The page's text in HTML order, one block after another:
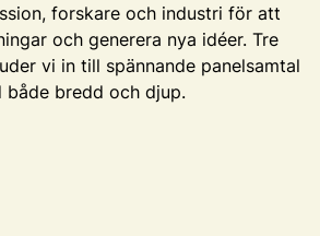
forskare och industri för att
och generera nya idéer. Tre
vi in till spännande panelsamtal
både bredd och djup.